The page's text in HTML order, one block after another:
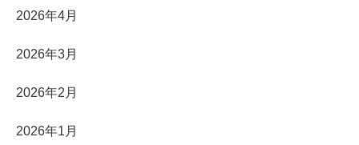
2026年4月
2026年3月
2026年2月
2026年1月